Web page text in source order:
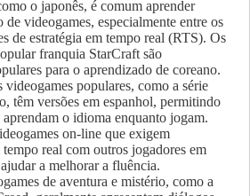
o japonês, é comum aprender
de videogames, especialmente entre os
de estratégia em tempo real (RTS). Os
franquia StarCraft são
para o aprendizado de coreano.
videogames populares, como a série
têm versões em espanhol, permitindo
aprendam o idioma enquanto jogam.
on-line que exigem
real com outros jogadores em
a melhorar a fluência.
de aventura e mistério, como a